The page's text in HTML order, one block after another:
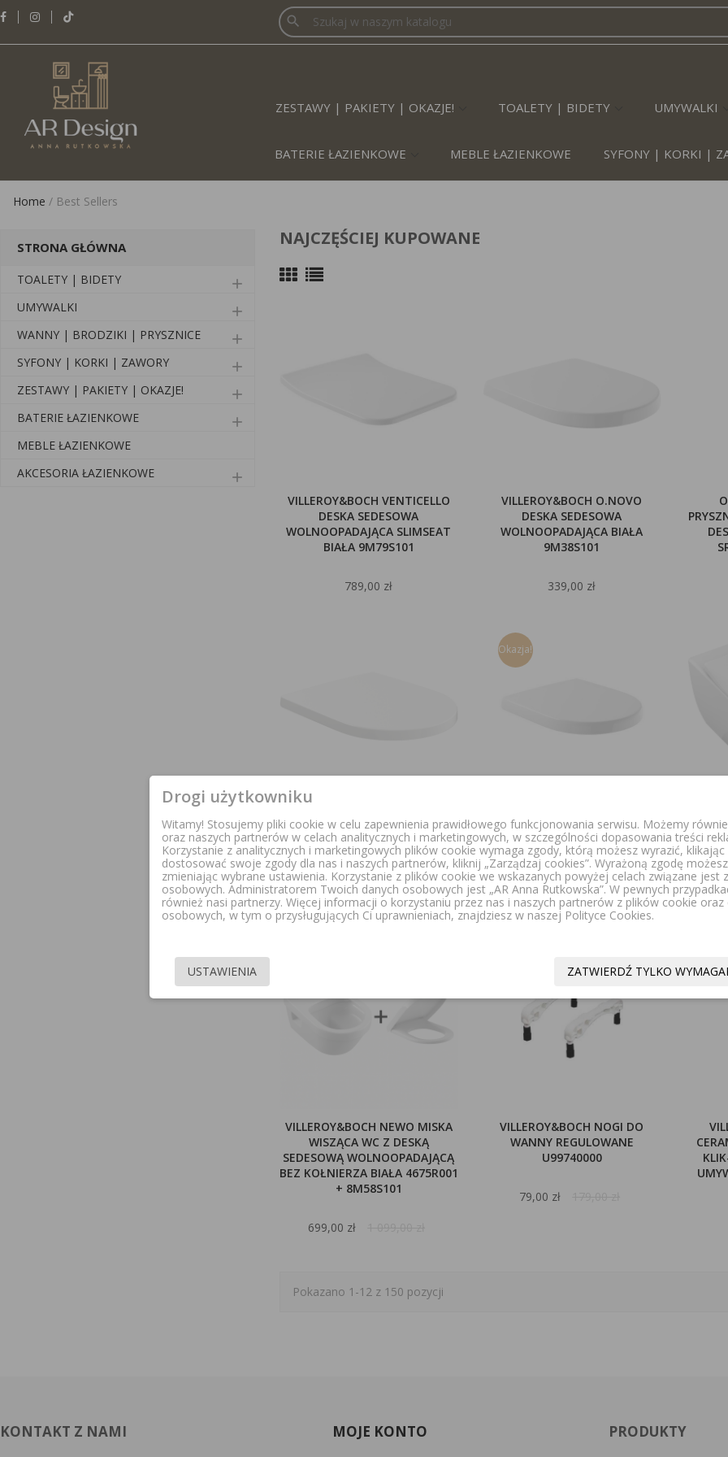
search
ZESTAWY | PAKIETY | OKAZJE! TOALETY | BIDETY UMYWALKI
BATERIE ŁAZIENKOWE MEBLE ŁAZIENKOWE SYFONY | KORKI |
Home / Best Sellers
STRONA GŁÓWNA
TOALETY | BIDETY add
UMYWALKI add
WANNY | BRODZIKI | PRYSZNICE add
SYFONY | KORKI | ZAWORY add
ZESTAWY | PAKIETY | OKAZJE! add
BATERIE ŁAZIENKOWE add
MEBLE ŁAZIENKOWE
AKCESORIA ŁAZIENKOWE
add
NAJCZĘŚCIEJ KUPOWANE
VILLEROY&BOCH VENTICELLO
DESKA SEDESOWA
WOLNOOPADAJĄCA SLIMSEAT
BIAŁA 9M79S101
789,00 zł
VILLEROY&BOCH O.NOVO
DESKA SEDESOWA
WOLNOOPADAJĄCA BIAŁA
9M38S101
339,00 zł
DESKA SEDESOWA
WOLNOOPADAJĄCA BIAŁA
8M42S101
799,00 zł
SEDESOWA WOLNOOPADAJĄCA
BIAŁA 8M58S101
299,00 zł 349,00 zł
Okazja!
VILLEROY&BOCH NEWO MISKA
WISZĄCA WC Z DESKĄ
SEDESOWĄ WOLNOOPADAJĄCĄ
BEZ KOŁNIERZA BIAŁA 4675R001
+ 8M58S101
699,00 zł
VILLEROY&BOCH NOGI DO
WANNY REGULOWANE
U99740000
79,00 zł
Pokazano 1-12 z 150 pozycji
KONTAKT Z NAMI
MOJE KONTO PRODUKTY
Drogi użytkowniku
Witamy! Stosujemy pliki cookie w celu zapewnienia prawidłowego funkcjonowania serwisu. Możemy
oraz naszych partnerów w celach analitycznych i marketingowych, w szczególności dopasowania treści
Korzystanie z analitycznych i marketingowych plików cookie wymaga zgody, którą możesz wyrazić, klikając
dostosować swoje zgody dla nas i naszych partnerów, kliknij „Zarządzaj cookies”. Wyrażoną zgodę
zmieniając wybrane ustawienia. Korzystanie z plików cookie we wskazanych powyżej celach związane jest
osobowych. Administratorem Twoich danych osobowych jest „AR Anna Rutkowska”. W pewnych
również nasi partnerzy. Więcej informacji o korzystaniu przez nas i naszych partnerów z plików cookie
osobowych, w tym o przysługujących Ci uprawnieniach, znajdziesz w naszej Polityce Cookies.
USTAWIENIA ZATWIERDŹ TYLKO